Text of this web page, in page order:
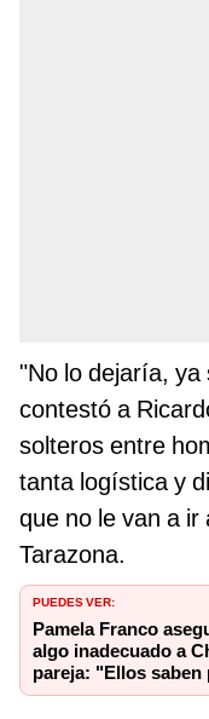
"No lo dejaría, ya
contestó a
solteros entre
tanta logística y
que no le van a
Tarazona.
PUEDES VER:
Pamela Franco
algo inadecuado a
pareja: "Ellos saben